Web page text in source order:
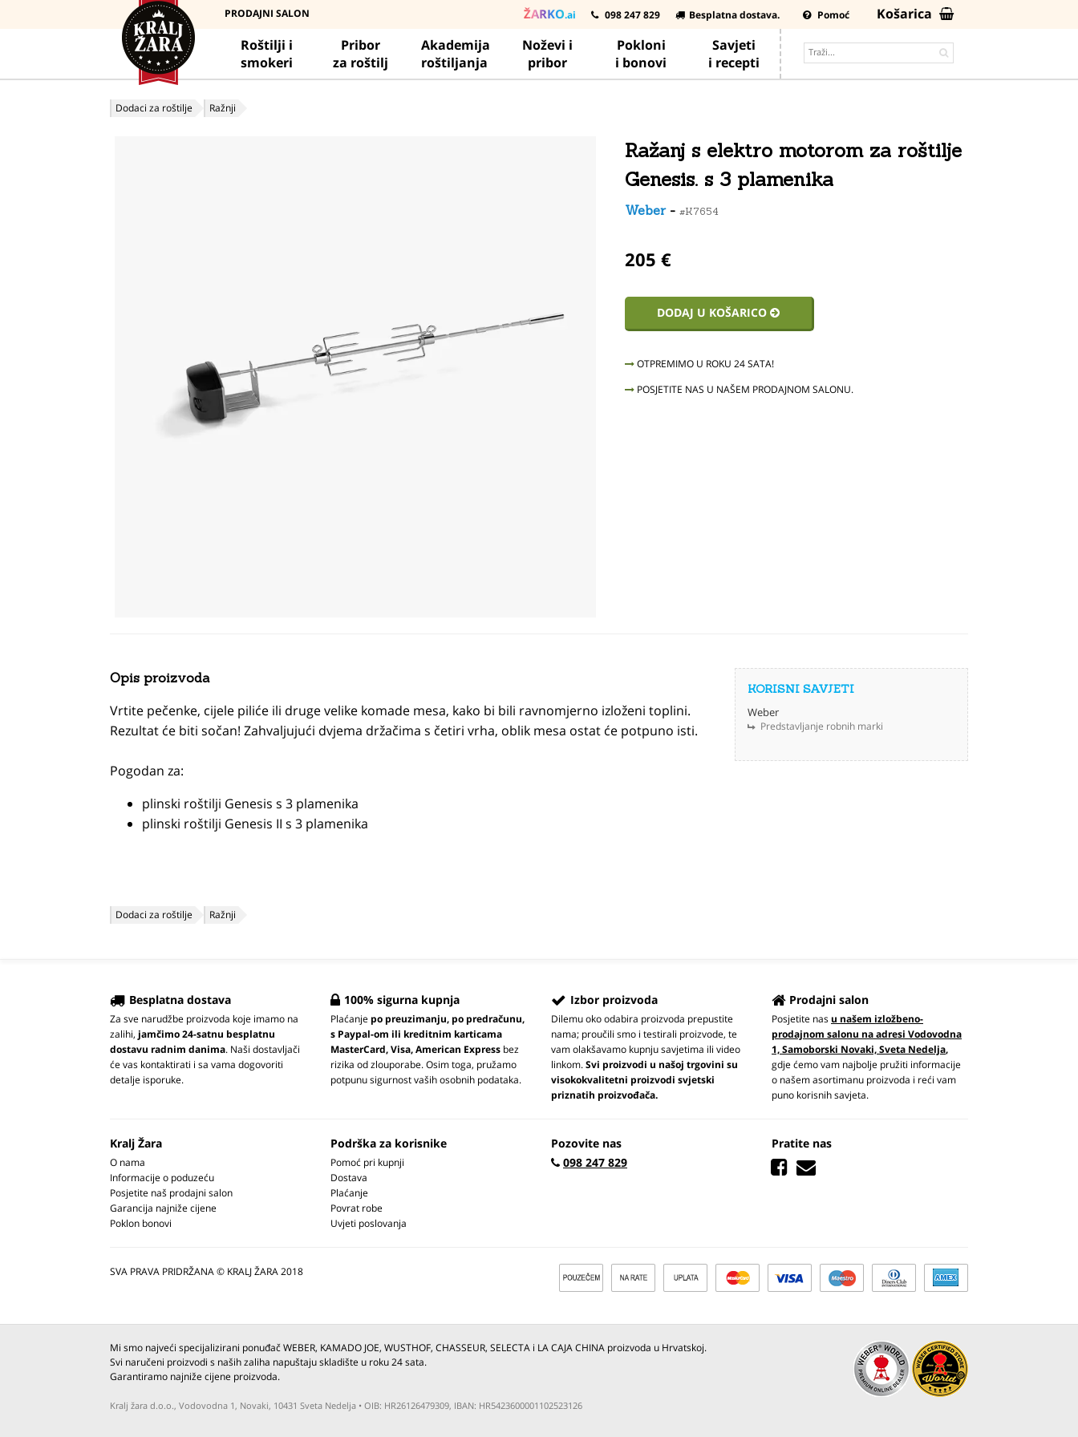
PRODAJNI SALON ŽARKO.ai 098 247 829 Besplatna dostava. Pomoć
Košarica
Roštilji i
smokeri
Pribor
za roštilj
Akademija
roštiljanja
Noževi i
pribor
Pokloni
i bonovi
Savjeti
i recepti
Dodaci za roštilje Ražnji
Ražanj s elektro motorom za roštilje
Genesis. s 3 plamenika
Weber- #K7654
205 €
DODAJ U KOŠARICO
OTPREMIMO U ROKU 24 SATA!
POSJETITE NAS U NAŠEM PRODAJNOM SALONU.
Opis proizvoda
Vrtite pečenke, cijele piliće ili druge velike komade mesa, kako bi bili ravnomjerno izloženi toplini.
Rezultat će biti sočan! Zahvaljujući dvjema držačima s četiri vrha, oblik mesa ostat će potpuno isti.
Pogodan za:
plinski roštilji Genesis s 3 plamenika
plinski roštilji Genesis II s 3 plamenika
KORISNI SAVJETI
Weber
Predstavljanje robnih marki
Dodaci za roštilje Ražnji
Besplatna dostava
Za sve narudžbe proizvoda koje imamo na
zalihi, jamčimo 24-satnu besplatnu
dostavu radnim danima. Naši dostavljači
će vas kontaktirati i sa vama dogovoriti
detalje isporuke.
100% sigurna kupnja
Plaćanje po preuzimanju, po predračunu,
s Paypal-om ili kreditnim karticama
MasterCard, Visa, American Express bez
rizika od zlouporabe. Osim toga, pružamo
potpunu sigurnost vaših osobnih podataka.
Izbor proizvoda
Dilemu oko odabira proizvoda prepustite
nama; proučili smo i testirali proizvode, te
vam olakšavamo kupnju savjetima ili video
linkom.Svi proizvodi u našoj trgovini su
visokokvalitetni proizvodi svjetski
priznatih proizvođača.
Prodajni salon
Posjetite nasu našem izložbeno-
prodajnom salonu na adresi Vodovodna
1, Samoborski Novaki, Sveta Nedelja,
gdje ćemo vam najbolje pružiti informacije
o našem asortimanu proizvoda i reći vam
puno korisnih savjeta.
Kralj Žara
O nama
Informacije o poduzeću
Posjetite naš prodajni salon
Garancija najniže cijene
Poklon bonovi
Podrška za korisnike
Pomoć pri kupnji
Dostava
Plaćanje
Povrat robe
Uvjeti poslovanja
Pozovite nas
098 247 829
Pratite nas
SVA PRAVA PRIDRŽANA © KRALJ ŽARA 2018
Mi smo najveći specijalizirani ponuđač WEBER, KAMADO JOE, WUSTHOF, CHASSEUR, SELECTA i LA CAJA CHINA proizvoda u Hrvatskoj.
Svi naručeni proizvodi s naših zaliha napuštaju skladište u roku 24 sata.
Garantiramo najniže cijene proizvoda.
Kralj žara d.o.o., Vodovodna 1, Novaki, 10431 Sveta Nedelja • OIB: HR26126479309, IBAN: HR5423600001102523126